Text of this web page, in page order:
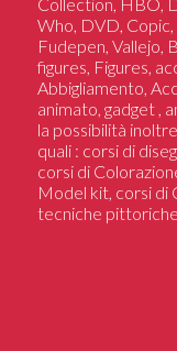
Who, DVD,
Fudepen, Vallejo,
figures, Figures,
Abbigliamento,
animato, gadget ,
la possibilità
quali : corsi di
corsi di
Model kit, corsi di
tecniche